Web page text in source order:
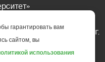
Республика Карелия, г.
д.10, офис 211
(499) 685-10-45
гарантировать вам
сайтом, вы
использования